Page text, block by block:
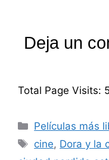
Deja un
Total Page Visits:
Categorías
Películas más
Etiquetas
cine, Dora y la